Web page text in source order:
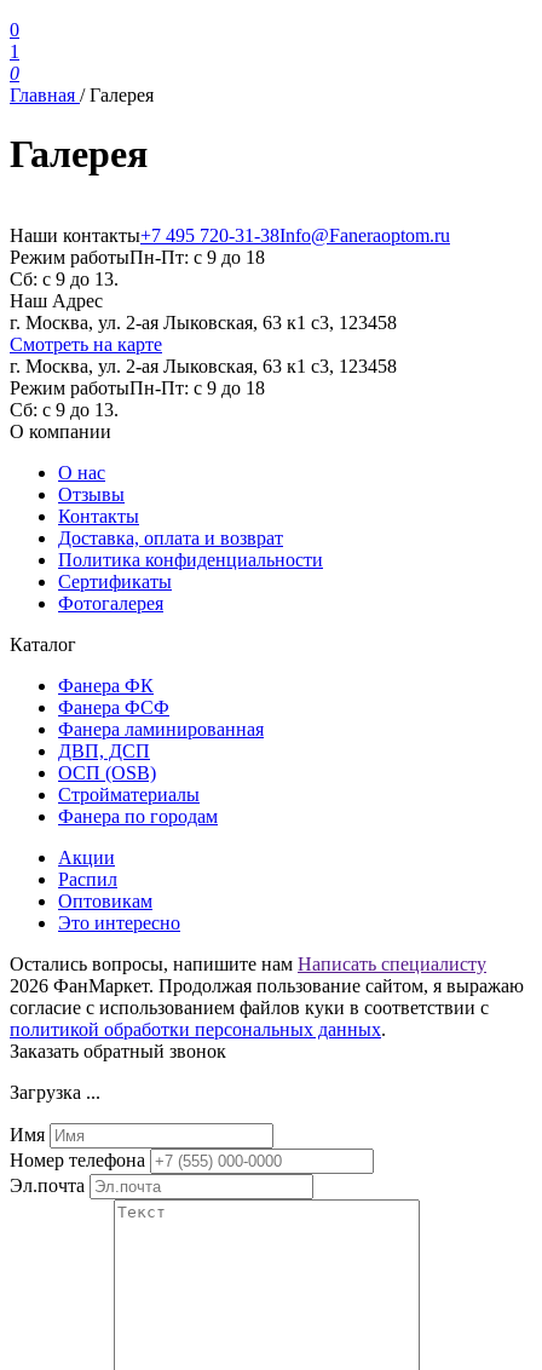
0
1
0
Главная /Галерея
Галерея
Наши контакты+7 495 720-31-38Info@Faneraoptom.ru
Режим работыПн-Пт: с 9 до 18
Сб: с 9 до 13.
Наш Адрес
г. Москва, ул. 2-ая Лыковская, 63 к1 с3, 123458
Смотреть на карте
г. Москва, ул. 2-ая Лыковская, 63 к1 с3, 123458
Режим работыПн-Пт: с 9 до 18
Сб: с 9 до 13.
О компании
О нас
Отзывы
Контакты
Доставка, оплата и возврат
Политика конфиденциальности
Сертификаты
Фотогалерея
Каталог
Фанера ФК
Фанера ФСФ
Фанера ламинированная
ДВП, ДСП
ОСП (OSB)
Стройматериалы
Фанера по городам
Акции
Распил
Оптовикам
Это интересно
Остались вопросы, напишите нам Написать специалисту
2026 ФанМаркет. Продолжая пользование сайтом, я выражаю
согласие с использованием файлов куки в соответствии с
политикой обработки персональных данных.
Заказать обратный звонок
Загрузка ...
Имя
Номер телефона
Эл.почта